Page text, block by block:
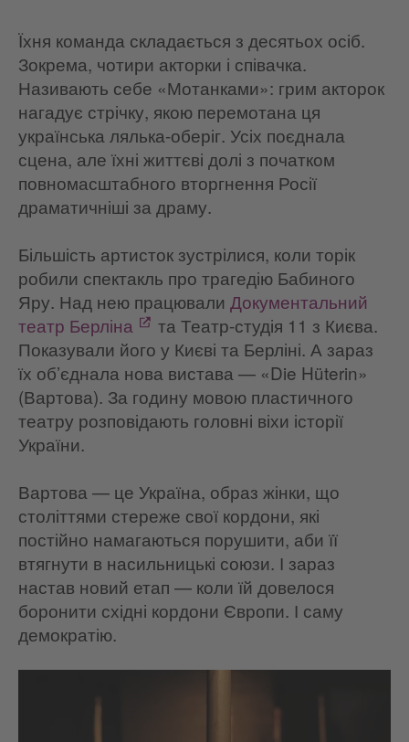
Їхня команда складається з десятьох осіб.
Зокрема, чотири акторки і співачка.
Називають себе «Мотанками»: грим акторок
нагадує стрічку, якою перемотана ця
українська лялька-оберіг. Усіх поєднала
сцена, але їхні життєві долі з початком
повномасштабного вторгнення Росії
драматичніші за драму.
Більшість артисток зустрілися, коли торік
робили спектакль про трагедію Бабиного
Яру. Над нею працювали Документальний
театр Берліна
та Театр-студія 11 з Києва.
Показували його у Києві та Берліні. А зараз
їх об’єднала нова вистава — «Die Hüterin»
(Вартова). За годину мовою пластичного
театру розповідають головні віхи історії
України.
Вартова — це Україна, образ жінки, що
століттями стереже свої кордони, які
постійно намагаються порушити, аби її
втягнути в насильницькі союзи. І зараз
настав новий етап — коли їй довелося
боронити східні кордони Європи. І саму
демократію.